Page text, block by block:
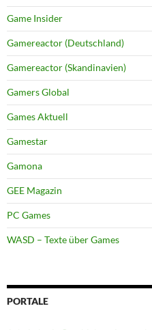
Game Insider
Gamereactor (Deutschland)
Gamereactor (Skandinavien)
Gamers Global
Games Aktuell
Gamestar
Gamona
GEE Magazin
PC Games
WASD – Texte über Games
PORTALE